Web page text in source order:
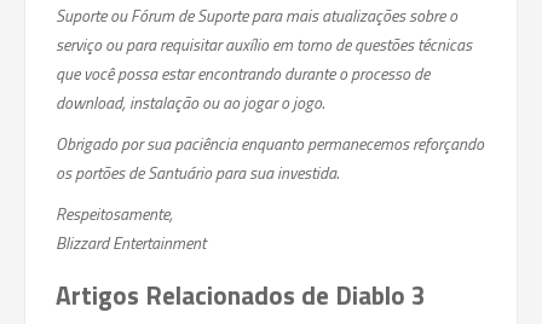
Suporte ou Fórum de Suporte para mais atualizações sobre o
serviço ou para requisitar auxílio em torno de questões técnicas
que você possa estar encontrando durante o processo de
download, instalação ou ao jogar o jogo.
Obrigado por sua paciência enquanto permanecemos reforçando
os portões de Santuário para sua investida.
Respeitosamente,
Blizzard Entertainment
Artigos Relacionados de Diablo 3